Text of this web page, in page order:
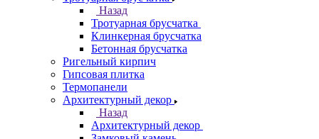
Назад
Тротуарная брусчатка
Клинкерная брусчатка
Бетонная брусчатка
Ригельный кирпич
Гипсовая плитка
Термопанели
Архитектурный декор
Назад
Архитектурный декор